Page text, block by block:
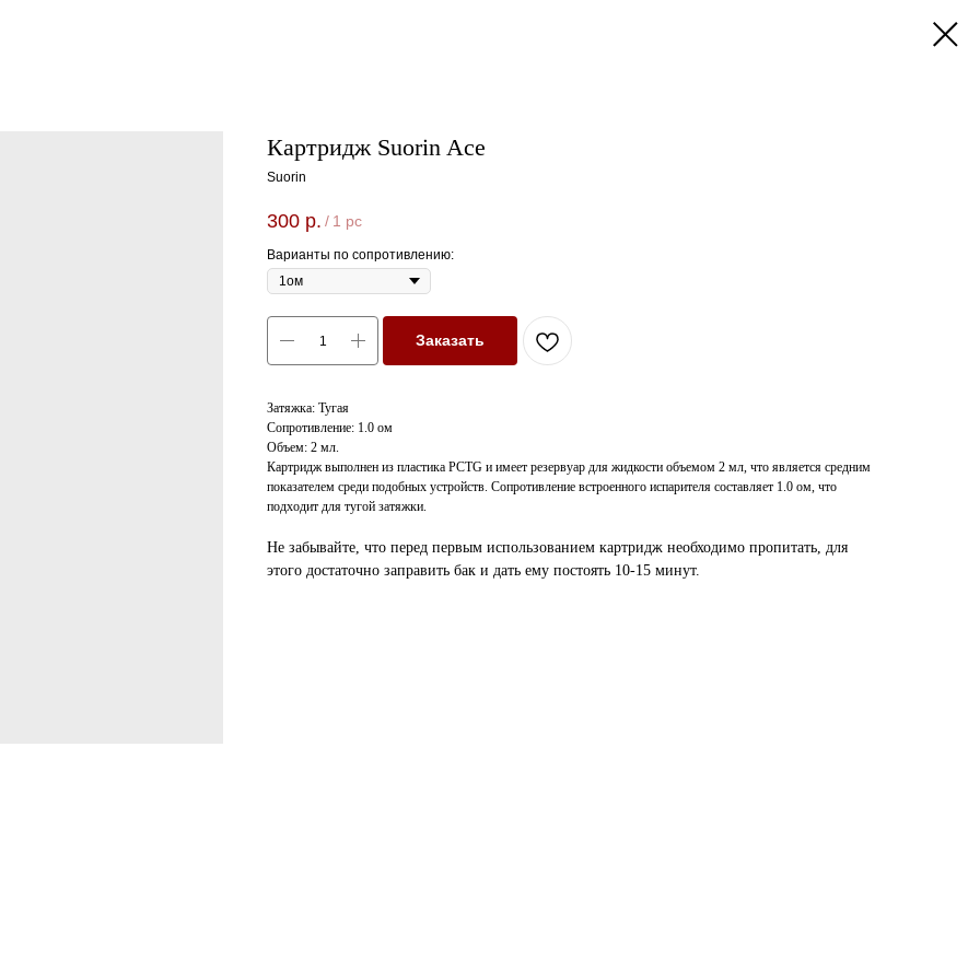
Картридж Suorin Ace
Suorin
300 р. / 1 pc
Варианты по сопротивлению:
Заказать
Затяжка: Тугая
Сопротивление: 1.0 ом
Объем: 2 мл.
Картридж выполнен из пластика PCTG и имеет резервуар для жидкости объемом 2 мл, что является средним
показателем среди подобных устройств. Сопротивление встроенного испарителя составляет 1.0 ом, что
подходит для тугой затяжки.
Не забывайте, что перед первым использованием картридж необходимо пропитать, для
этого достаточно заправить бак и дать ему постоять 10-15 минут.